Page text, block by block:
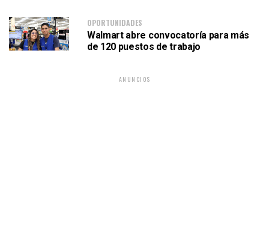
OPORTUNIDADES
Walmart abre convocatoría para más
de 120 puestos de trabajo
ANUNCIOS